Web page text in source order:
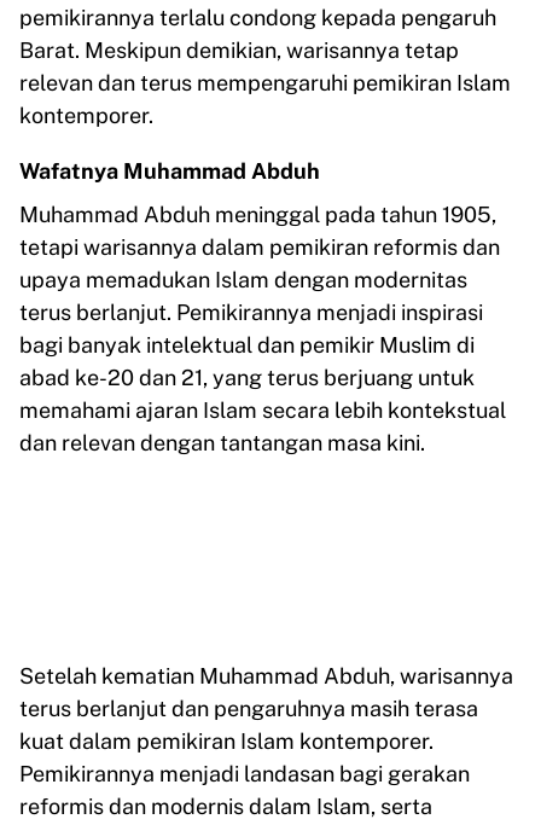
pemikirannya terlalu condong kepada pengaruh
Barat. Meskipun demikian, warisannya tetap
relevan dan terus mempengaruhi pemikiran Islam
kontemporer.
Wafatnya Muhammad Abduh
Muhammad Abduh meninggal pada tahun 1905,
tetapi warisannya dalam pemikiran reformis dan
upaya memadukan Islam dengan modernitas
terus berlanjut. Pemikirannya menjadi inspirasi
bagi banyak intelektual dan pemikir Muslim di
abad ke-20 dan 21, yang terus berjuang untuk
memahami ajaran Islam secara lebih kontekstual
dan relevan dengan tantangan masa kini.
Setelah kematian Muhammad Abduh, warisannya
terus berlanjut dan pengaruhnya masih terasa
kuat dalam pemikiran Islam kontemporer.
Pemikirannya menjadi landasan bagi gerakan
reformis dan modernis dalam Islam, serta